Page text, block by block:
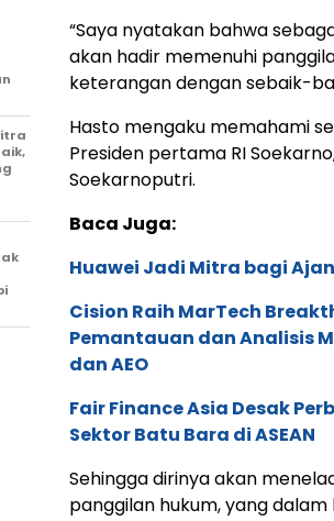
“Saya nyatakan bahwa
akan hadir memenuhi
keterangan dengan sebaik-
Hasto mengaku memahami
Presiden pertama RI
Soekarnoputri.
Baca Juga:
Huawei Jadi Mitra bagi
Cision Raih MarTech
Pemantauan dan Analisis
dan AEO
Fair Finance Asia Desak
Sektor Batu Bara di ASEAN
Sehingga dirinya akan
panggilan hukum, yang dalam